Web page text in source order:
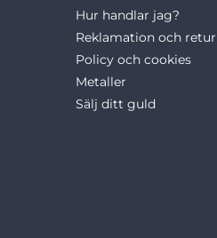
Hur handlar jag?
Reklamation och retur
Policy och cookies
Metaller
Sälj ditt guld